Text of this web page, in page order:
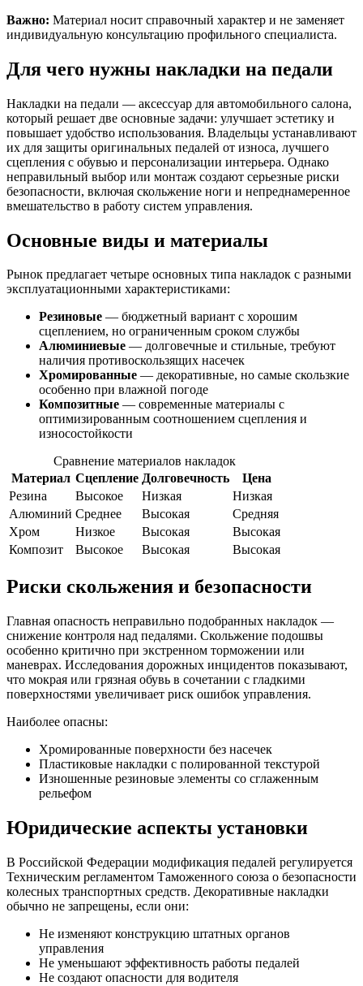
Важно: Материал носит справочный характер и не заменяет
индивидуальную консультацию профильного специалиста.
Для чего нужны накладки на педали
Накладки на педали — аксессуар для автомобильного салона,
который решает две основные задачи: улучшает эстетику и
повышает удобство использования. Владельцы устанавливают
их для защиты оригинальных педалей от износа, лучшего
сцепления с обувью и персонализации интерьера. Однако
неправильный выбор или монтаж создают серьезные риски
безопасности, включая скольжение ноги и непреднамеренное
вмешательство в работу систем управления.
Основные виды и материалы
Рынок предлагает четыре основных типа накладок с разными
эксплуатационными характеристиками:
Резиновые — бюджетный вариант с хорошим
сцеплением, но ограниченным сроком службы
Алюминиевые — долговечные и стильные, требуют
наличия противоскользящих насечек
Хромированные — декоративные, но самые скользкие
особенно при влажной погоде
Композитные — современные материалы с
оптимизированным соотношением сцепления и
износостойкости
Сравнение материалов накладок
Материал Сцепление Долговечность
Цена
Резина
Высокое Низкая
Низкая
Алюминий Среднее Высокая
Средняя
Хром
Низкое Высокая
Высокая
Композит
Высокое Высокая Высокая
Риски скольжения и безопасности
Главная опасность неправильно подобранных накладок —
снижение контроля над педалями. Скольжение подошвы
особенно критично при экстренном торможении или
маневрах. Исследования дорожных инцидентов показывают,
что мокрая или грязная обувь в сочетании с гладкими
поверхностями увеличивает риск ошибок управления.
Наиболее опасны:
Хромированные поверхности без насечек
Пластиковые накладки с полированной текстурой
Изношенные резиновые элементы со сглаженным
рельефом
Юридические аспекты установки
В Российской Федерации модификация педалей регулируется
Техническим регламентом Таможенного союза о безопасности
колесных транспортных средств. Декоративные накладки
обычно не запрещены, если они:
Не изменяют конструкцию штатных органов
управления
Не уменьшают эффективность работы педалей
Не создают опасности для водителя